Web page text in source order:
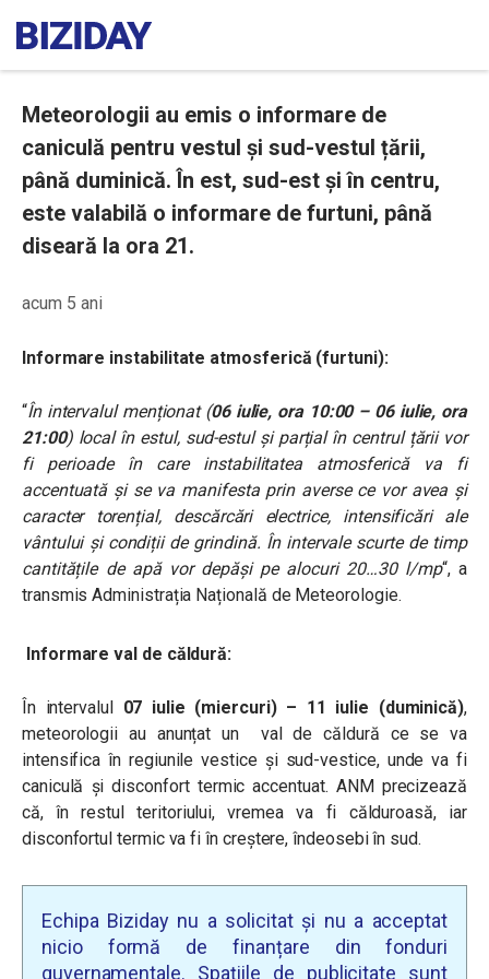
Meteorologii au emis o informare de
caniculă pentru vestul și sud-vestul țării,
până duminică. În est, sud-est și în centru,
este valabilă o informare de furtuni, până
diseară la ora 21.
acum 5 ani
Informare instabilitate atmosferică (furtuni):
“În intervalul menționat (06 iulie, ora 10:00 – 06 iulie, ora
21:00) local în estul, sud-estul și parțial în centrul țării vor
fi perioade în care instabilitatea atmosferică va fi
accentuată și se va manifesta prin averse ce vor avea și
caracter torențial, descărcări electrice, intensificări ale
vântului și condiții de grindină. În intervale scurte de timp
cantitățile de apă vor depăși pe alocuri 20…30 l/mp“, a
transmis Administrația Națională de Meteorologie.
Informare val de căldură:
În intervalul 07 iulie (miercuri) – 11 iulie (duminică),
meteorologii au anunțat un
val de căldură ce se va
intensifica în regiunile vestice și sud-vestice, unde va fi
caniculă și disconfort termic accentuat. ANM precizează
că, în restul teritoriului, vremea va fi călduroasă, iar
disconfortul termic va fi în creștere, îndeosebi în sud.
Echipa Biziday nu a solicitat și nu a acceptat
nicio formă de finanțare din fonduri
guvernamentale. Spațiile de publicitate sunt